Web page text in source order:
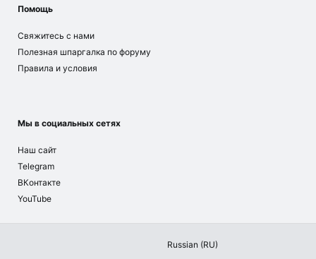
Помощь
Свяжитесь с нами
Полезная шпаргалка по форуму
Правила и условия
Мы в социальных сетях
Наш сайт
Telegram
ВКонтакте
YouTube
Russian (RU)